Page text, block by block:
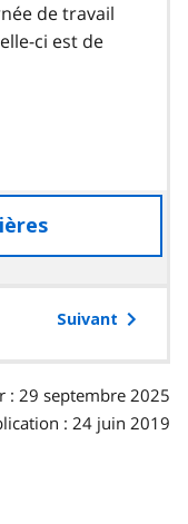
de travail
ci est de
à
table
Suivant
: 29 septembre 2025
: 24 juin 2019